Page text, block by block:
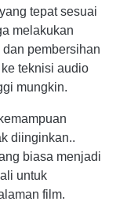
tepat sesuai
melakukan
pembersihan
teknisi audio
mungkin.
diinginkan..
biasa menjadi
untuk
film.